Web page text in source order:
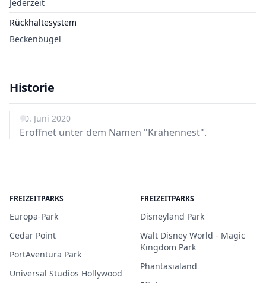
Jederzeit
Rückhaltesystem
Beckenbügel
Historie
10. Juni 2020
Eröffnet unter dem Namen "Krähennest".
FREIZEITPARKS
Europa-Park
Cedar Point
PortAventura Park
Universal Studios Hollywood
FREIZEITPARKS
Disneyland Park
Walt Disney World - Magic
Kingdom Park
Phantasialand